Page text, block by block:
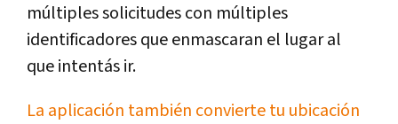
múltiples solicitudes con múltiples
identificadores que enmascaran el lugar al
que intentás ir.
La aplicación también convierte tu ubicación